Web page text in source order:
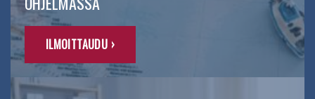
ILMOITTAUDU ›